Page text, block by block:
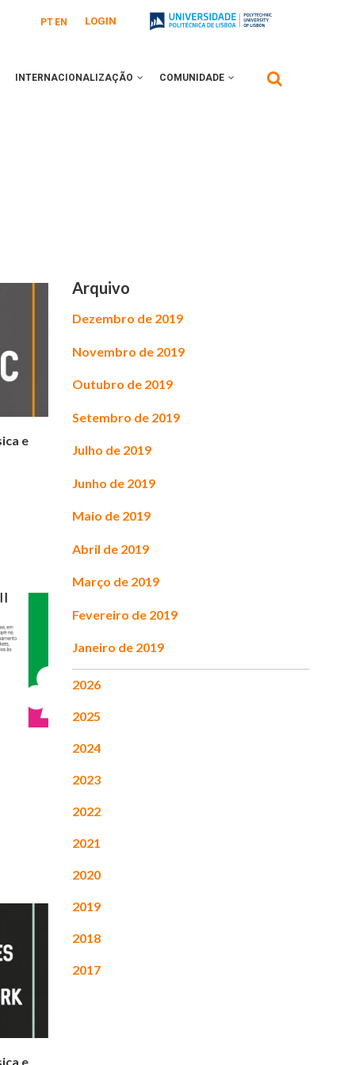
PT EN LOGIN
INTERNACIONALIZAÇÃO COMUNIDADE
e
e
Arquivo
Dezembro de 2019
Novembro de 2019
Outubro de 2019
Setembro de 2019
Julho de 2019
Junho de 2019
Maio de 2019
Abril de 2019
Março de 2019
Fevereiro de 2019
Janeiro de 2019
2026
2025
2024
2023
2022
2021
2020
2019
2018
2017